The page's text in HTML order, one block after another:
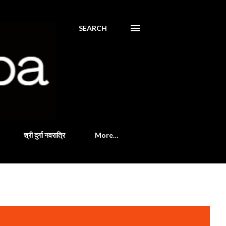
SEARCH
श्री दुर्गा नवरात्रि More…